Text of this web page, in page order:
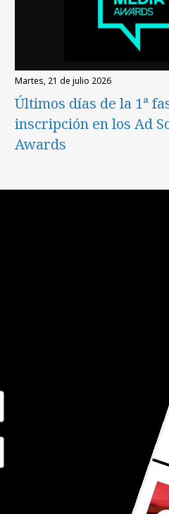
martes, 21 de julio 2026
Últimos días de la 1ª
inscripción en los Ad
Awards